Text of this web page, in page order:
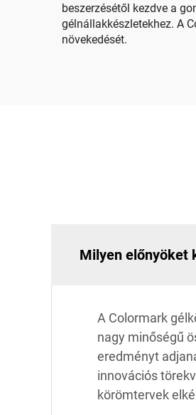
beszerzésétől kezdve a
gélnállakkészletekhez. A
növekedését.
Milyen előnyöket
A Colormark
nagy minőségű
eredményt
innovációs
körömtervek